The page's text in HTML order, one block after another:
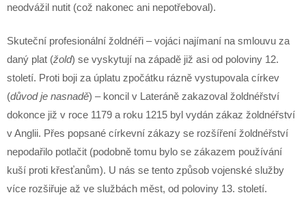
neodvážil nutit (což nakonec ani nepotřeboval).
Skuteční profesionální žoldnéři – vojáci najímaní na smlouvu za
daný plat (žold) se vyskytují na západě již asi od poloviny 12.
století. Proti boji za úplatu zpočátku rázně vystupovala církev
(důvod je nasnadě) – koncil v Lateráně zakazoval žoldnéřství
dokonce již v roce 1179 a roku 1215 byl vydán zákaz žoldnéřství
v Anglii. Přes popsané církevní zákazy se rozšíření žoldnéřství
nepodařilo potlačit (podobně tomu bylo se zákazem používání
kuší proti křesťanům). U nás se tento způsob vojenské služby
více rozšiřuje až ve službách měst, od poloviny 13. století.